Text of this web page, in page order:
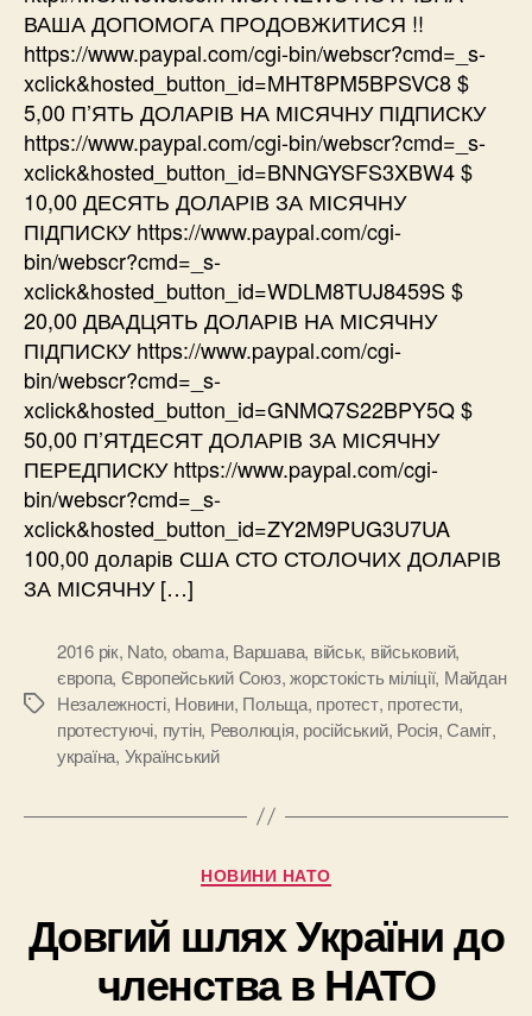
ВАША ДОПОМОГА ПРОДОВЖИТИСЯ !!
https://www.paypal.com/cgi-bin/webscr?cmd=_s-
xclick&hosted_button_id=MHT8PM5BPSVC8 $
5,00 П’ЯТЬ ДОЛАРІВ НА МІСЯЧНУ ПІДПИСКУ
https://www.paypal.com/cgi-bin/webscr?cmd=_s-
xclick&hosted_button_id=BNNGYSFS3XBW4 $
10,00 ДЕСЯТЬ ДОЛАРІВ ЗА МІСЯЧНУ
ПІДПИСКУ https://www.paypal.com/cgi-
bin/webscr?cmd=_s-
xclick&hosted_button_id=WDLM8TUJ8459S $
20,00 ДВАДЦЯТЬ ДОЛАРІВ НА МІСЯЧНУ
ПІДПИСКУ https://www.paypal.com/cgi-
bin/webscr?cmd=_s-
xclick&hosted_button_id=GNMQ7S22BPY5Q $
50,00 П’ЯТДЕСЯТ ДОЛАРІВ ЗА МІСЯЧНУ
ПЕРЕДПИСКУ https://www.paypal.com/cgi-
bin/webscr?cmd=_s-
xclick&hosted_button_id=ZY2M9PUG3U7UA
100,00 доларів США СТО СТОЛОЧИХ ДОЛАРІВ
ЗА МІСЯЧНУ […]
Позначки
2016 рік, Nato, obama, Варшава, військ, військовий,
європа, Європейський Союз,жорстокість міліції, Майдан
Незалежності, Новини, Польща, протест, протести,
протестуючі, путін, Революція, російський, Росія,Саміт,
україна, Український
Категорії
НОВИНИ НАТО
Довгий шлях України до
членства в НАТО